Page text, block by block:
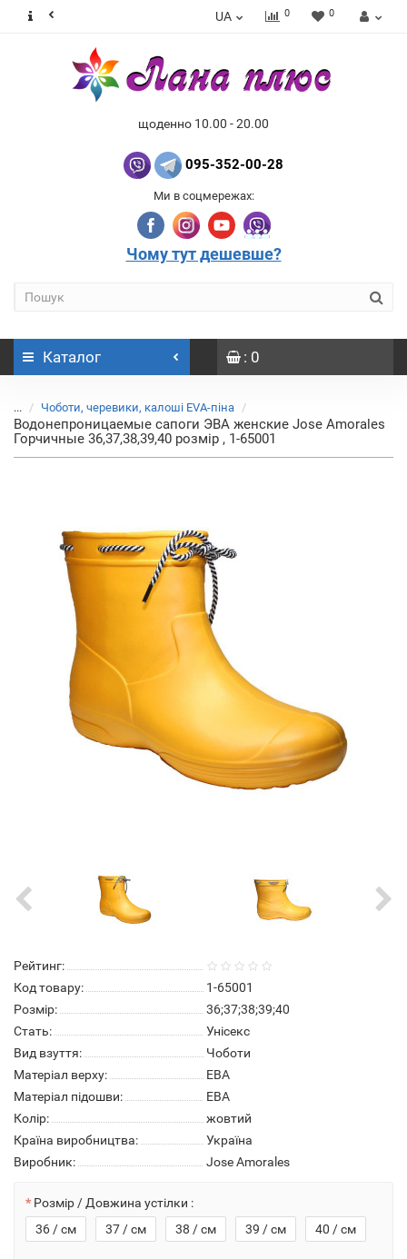
UA 0 0
щоденно 10.00 - 20.00
095-352-00-28
Ми в соцмережах:
Чому тут дешевше?
Каталог : 0
... Чоботи, черевики, калоші EVA-піна
Водонепроницаемые сапоги ЭВА женские Jose Amorales
Горчичные 36,37,38,39,40 розмір , 1-65001
Рейтинг:
Код товару:
1-65001
Розмір:
36;37;38;39;40
Стать:
Унісекс
Вид взуття:
Чоботи
Матеріал верху:
ЕВА
Матеріал підошви:
ЕВА
Колір:
жовтий
Країна виробництва:
Україна
Виробник:
Jose Amorales
Розмір / Довжина устілки :
36 / см
37 / см 38 / см 39 / см 40 / см